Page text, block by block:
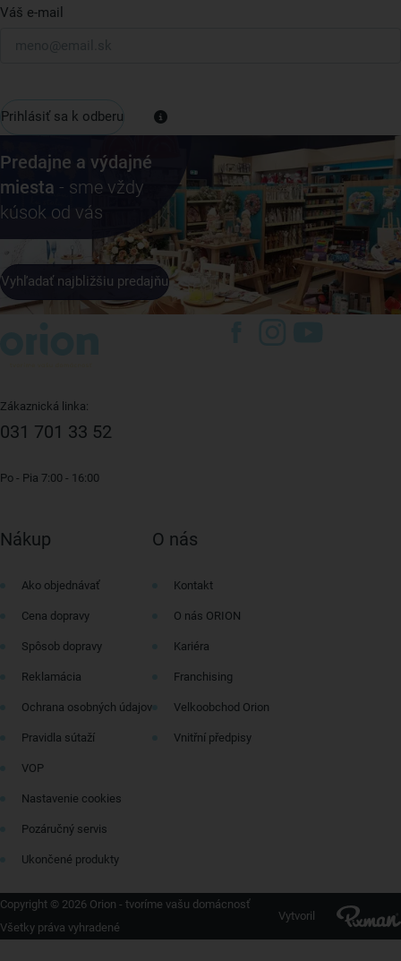
Váš e-mail
Prihlásiť sa k odberu
Predajne a výdajné
miesta - sme vždy
kúsok od vás
Vyhľadať najbližšiu predajňu
Zákaznická linka:
031 701 33 52
Po - Pia 7:00 - 16:00
Nákup
Ako objednávať
Cena dopravy
Spôsob dopravy
Reklamácia
Ochrana osobných údajov
Pravidla sútaží
VOP
Nastavenie cookies
Pozáručný servis
Ukončené produkty
O nás
Kontakt
O nás ORION
Kariéra
Franchising
Velkoobchod Orion
Vnitřní předpisy
Copyright © 2026 Orion - tvoríme vašu domácnosť
Všetky práva vyhradené
Vytvoril